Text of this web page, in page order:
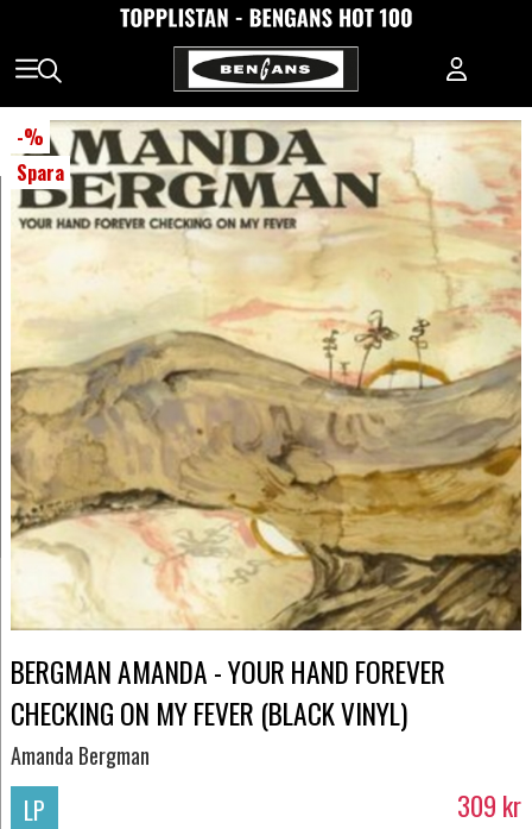
-%
Spara
BERGMAN AMANDA - YOUR HAND FOREVER
CHECKING ON MY FEVER (BLACK VINYL)
Amanda Bergman
LP 309 kr